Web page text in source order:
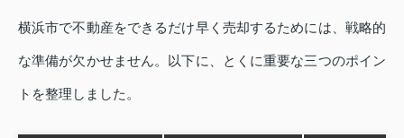
横浜市で不動産をできるだけ早く売却するためには、戦略的
な準備が欠かせません。以下に、とくに重要な三つのポイン
トを整理しました。